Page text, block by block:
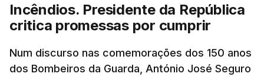
Incêndios. Presidente da República
critica promessas por cumprir
Num discurso nas comemorações dos 150 anos
dos Bombeiros da Guarda, António José Seguro